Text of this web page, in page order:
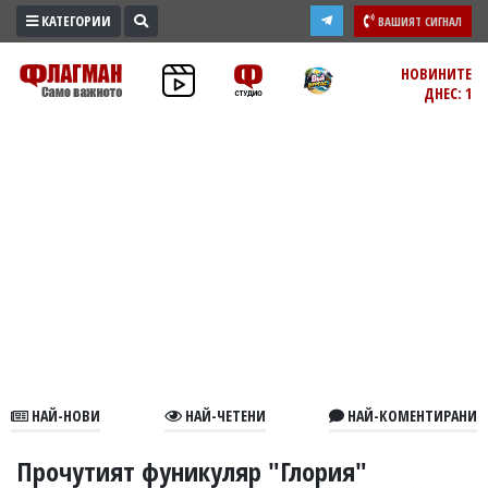
ПРОМО
ЗОНА
В
КАТЕГОРИИ ВАШИЯТ СИГНАЛ
НОВИНИТЕ
ДНЕС: 1
НАЙ-НОВИ НАЙ-ЧЕТЕНИ НАЙ-КОМЕНТИРАНИ
Прочутият фуникуляр "Глория"